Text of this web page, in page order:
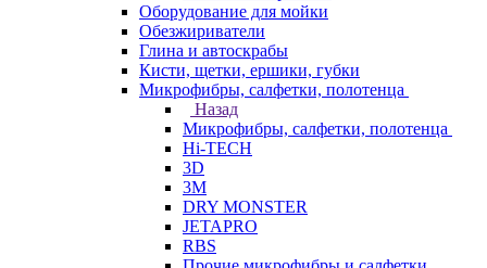
Оборудование для мойки
Обезжириватели
Глина и автоскрабы
Кисти, щетки, ершики, губки
Микрофибры, салфетки, полотенца
Назад
Микрофибры, салфетки, полотенца
Hi-TECH
3D
3М
DRY MONSTER
JETAPRO
RBS